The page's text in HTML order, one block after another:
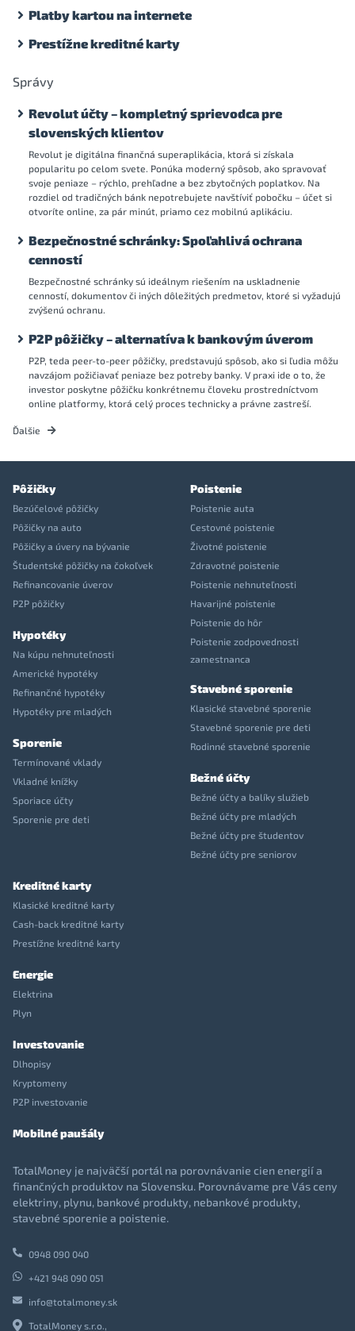
Platby kartou na internete
Prestížne kreditné karty
Správy
Revolut účty – kompletný sprievodca pre
slovenských klientov
Revolut je digitálna finančná superaplikácia, ktorá si získala
popularitu po celom svete. Ponúka moderný spôsob, ako spravovať
svoje peniaze – rýchlo, prehľadne a bez zbytočných poplatkov. Na
rozdiel od tradičných bánk nepotrebujete navštíviť pobočku – účet si
otvoríte online, za pár minút, priamo cez mobilnú aplikáciu.
Bezpečnostné schránky: Spoľahlivá ochrana
cenností
Bezpečnostné schránky sú ideálnym riešením na uskladnenie
cenností, dokumentov či iných dôležitých predmetov, ktoré si vyžadujú
zvýšenú ochranu.
P2P pôžičky – alternatíva k bankovým úverom
P2P, teda peer-to-peer pôžičky, predstavujú spôsob, ako si ľudia môžu
navzájom požičiavať peniaze bez potreby banky. V praxi ide o to, že
investor poskytne pôžičku konkrétnemu človeku prostredníctvom
online platformy, ktorá celý proces technicky a právne zastreší.
Ďalšie
Pôžičky
Bezúčelové pôžičky
Pôžičky na auto
Pôžičky a úvery na bývanie
Študentské pôžičky na čokoľvek
Refinancovanie úverov
P2P pôžičky
Hypotéky
Na kúpu nehnuteľnosti
Americké hypotéky
Refinančné hypotéky
Hypotéky pre mladých
Sporenie
Termínované vklady
Vkladné knížky
Sporiace účty
Sporenie pre deti
Poistenie
Poistenie auta
Cestovné poistenie
Životné poistenie
Zdravotné poistenie
Poistenie nehnuteľnosti
Havarijné poistenie
Poistenie do hôr
Poistenie zodpovednosti
zamestnanca
Stavebné sporenie
Klasické stavebné sporenie
Stavebné sporenie pre deti
Rodinné stavebné sporenie
Bežné účty
Bežné účty a balíky služieb
Bežné účty pre mladých
Bežné účty pre študentov
Bežné účty pre seniorov
Kreditné karty
Klasické kreditné karty
Cash-back kreditné karty
Prestížne kreditné karty
Energie
Elektrina
Plyn
Investovanie
Dlhopisy
Kryptomeny
P2P investovanie
Mobilné paušály
TotalMoney je najväčší portál na porovnávanie cien energií a
finančných produktov na Slovensku. Porovnávame pre Vás ceny
elektriny, plynu, bankové produkty, nebankové produkty,
stavebné sporenie a poistenie.
0948 090 040
+421 948 090 051
info@totalmoney.sk
TotalMoney s.r.o.,